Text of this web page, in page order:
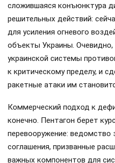
сложившаяся конъюнктура
решительных действий:
для усиления огневого
объекты Украины.
украинской системы
к критическому пределу, и
ракетные атаки им
Коммерческий подход к
конечно. Пентагон берет
перевооружение: ведомство
соглашения, призванные
важных компонентов для